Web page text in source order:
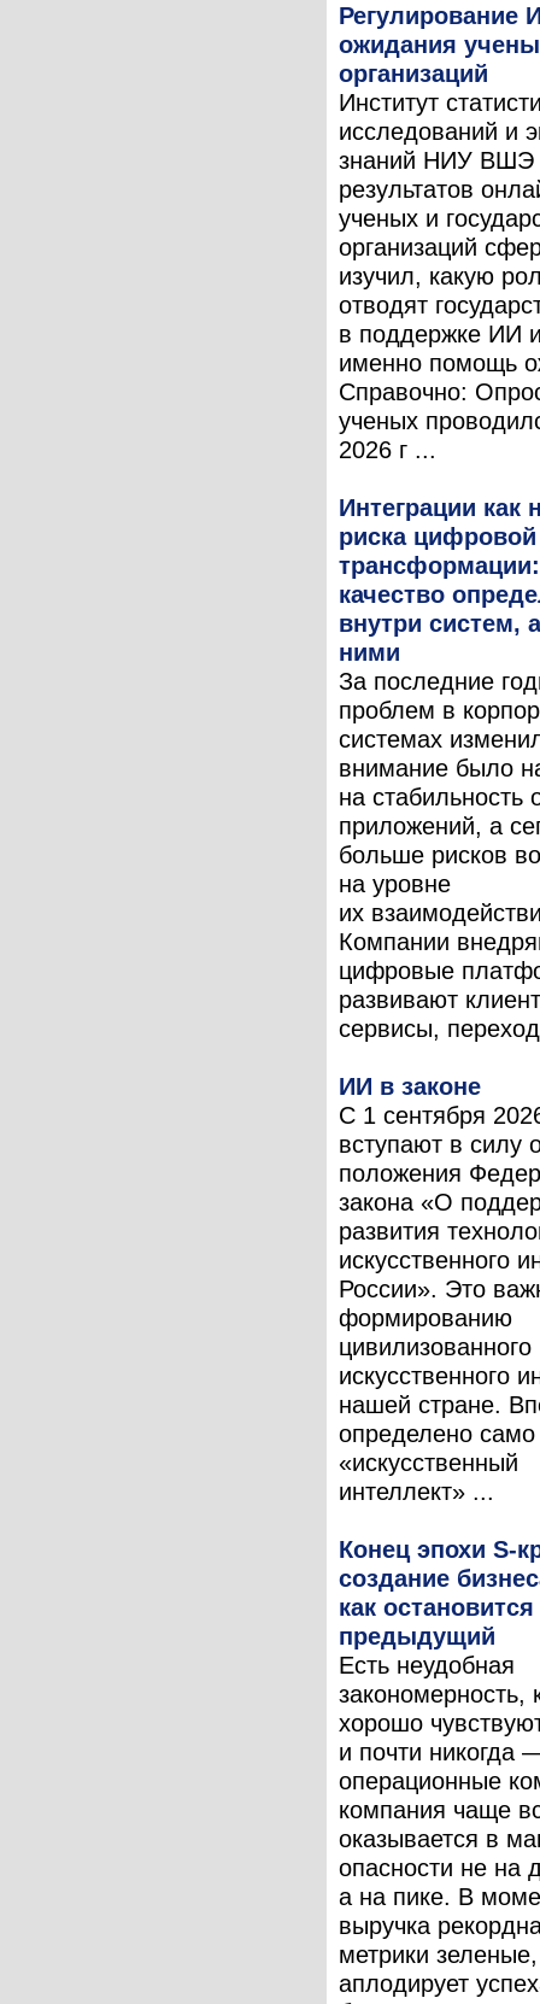
Регулирование
ожидания
организаций
Институт
исследований и
знаний НИУ ВШЭ
результатов
ученых и
организаций
изучил, какую
отводят
в поддержке ИИ
именно помощь
Справочно:
ученых
2026 г ...
Интеграции как
риска цифровой
качество
внутри систем,
ними
За последние
проблем в
системах
внимание было
на стабильность
приложений, а
больше рисков
на уровне
их
Компании
цифровые
развивают
сервисы,
ИИ в законе
С 1 сентября
вступают в силу
положения
закона «О
развития
искусственного
России». Это
формированию
искусственного
нашей стране.
определено само
«искусственный
интеллект» ...
Конец эпохи S-
создание
как остановится
предыдущий
Есть неудобная
закономерность,
хорошо
и почти никогда
операционные
компания чаще
оказывается в
опасности не на
а на пике. В
выручка
метрики
аплодирует